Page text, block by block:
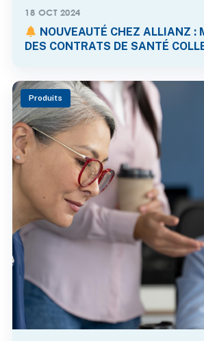
18 OCT 2024
NOUVEAUTÉ CHEZ ALLIANZ :
DES CONTRATS DE SANTÉ
Produits